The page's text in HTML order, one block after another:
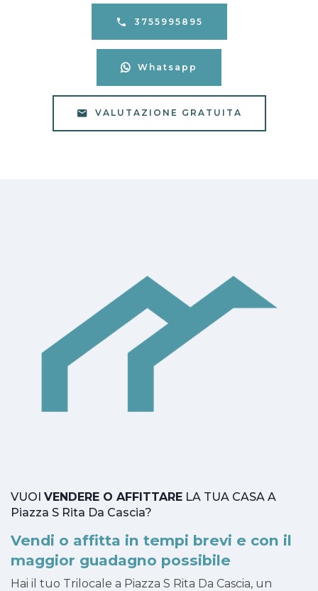
3755995895
Whatsapp
VALUTAZIONE GRATUITA
VUOI VENDERE O AFFITTARE LA TUA CASA A
Piazza S Rita Da Cascia?
Vendi o affitta in tempi brevi e con il
maggior guadagno possibile
Hai il tuo Trilocale a Piazza S Rita Da Cascia, un